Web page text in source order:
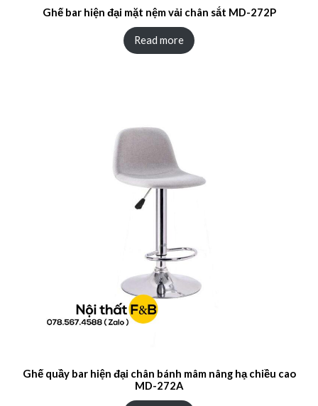
Ghế bar hiện đại mặt nệm vải chân sắt MD-272P
Read more
Ghế quầy bar hiện đại chân bánh mâm nâng hạ chiều cao
MD-272A